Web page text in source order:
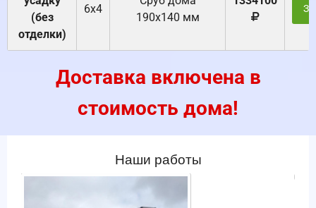
(без
отделки)
6х4
190х140 мм
Доставка включена в
стоимость дома!
Наши работы